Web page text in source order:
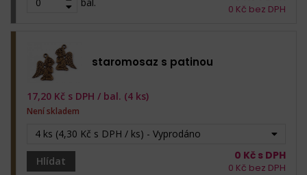
0 Kč bez DPH
staromosaz s patinou
4 ks (4,30 Kč s DPH / ks) - Vyprodáno
Hlídat
17,20 Kč s DPH / bal. (4 ks)
Není skladem
0 Kč s DPH
0 Kč bez DPH